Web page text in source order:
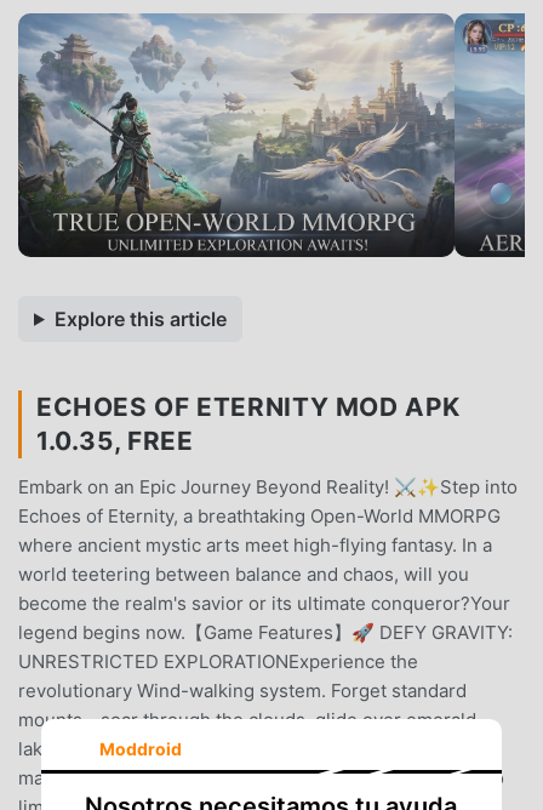
Explore this article
ECHOES OF ETERNITY MOD APK
1.0.35, FREE
Embark on an Epic Journey Beyond Reality! ⚔️✨Step into
Echoes of Eternity, a breathtaking Open-World MMORPG
where ancient mystic arts meet high-flying fantasy. In a
world teetering between balance and chaos, will you
become the realm's savior or its ultimate conqueror?Your
legend begins now.【Game Features】🚀 DEFY GRAVITY:
UNRESTRICTED EXPLORATIONExperience the
revolutionary Wind-walking system. Forget standard
mounts—soar through the clouds, glide over emerald
lakes, and scale the highest peaks with fluid, acrobatic
maneuvers. The entire world is your playground, with no
Moddroid